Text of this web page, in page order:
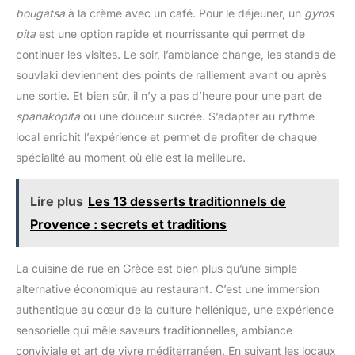
classiques. Une large gamme
filtres, 11 modes scène, 5
niveaux de beauté, 4 modes de
prise de vue, la stabilisation
d'image, le flash, la prise de
vue en rafale et le retardateur,
vous aide à obtenir le rendu
situations 【Appareil photo
compact prêt à l’emploi】Pesant
seulement 0,42 lb et mesurant
4,53" × 2,7" × 1,73", cet
mémoire de 32 Go et deux
1050 mAh, vous permettant de
profiter d’un temps de prise de
vue prolongé. Pour toute
question, notre service client
répond sous 24 heures
Webcam pour les appels vidéo, le streaming, les cours en
ligne ou les vlogs. Les deux batteries rechargeables se
chargent directement par USB ou séparément avec la station
de charge fournie. MODES CRÉATIFS ET KIT DE VOYAGE
:Profitez de 20 filtres, de l’anti-tremblement, du flash, de la
et de la pause vidéo. Le kit comprend une carte SD 32 Go,
deux batteries, une station de charge, un câble USB, un cache-
objectif, un chiffon, une dragonne et une housse.
bougatsa à la crème avec un café. Pour le déjeuner, un gyros
pita est une option rapide et nourrissante qui permet de
continuer les visites. Le soir, l’ambiance change, les stands de
souvlaki deviennent des points de ralliement avant ou après
une sortie. Et bien sûr, il n’y a pas d’heure pour une part de
spanakopita ou une douceur sucrée. S’adapter au rythme
local enrichit l’expérience et permet de profiter de chaque
spécialité au moment où elle est la meilleure.
Lire plus Les 13 desserts traditionnels de
Provence : secrets et traditions
La cuisine de rue en Grèce est bien plus qu’une simple
alternative économique au restaurant. C’est une immersion
authentique au cœur de la culture hellénique, une expérience
sensorielle qui mêle saveurs traditionnelles, ambiance
conviviale et art de vivre méditerranéen. En suivant les locaux